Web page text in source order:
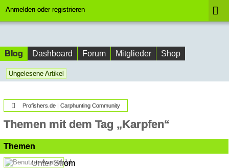
Anmelden oder registrieren
Blog Dashboard Forum Mitglieder Shop
Ungelesene Artikel
Profishers.de | Carphunting Community
Themen mit dem Tag „Karpfen“
Themen
Unter Strom